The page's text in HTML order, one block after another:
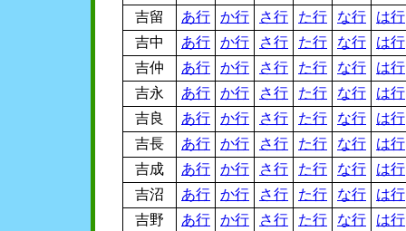
吉留
あ行 か行 さ行 た行 な行
は行
吉中
あ行 か行 さ行 た行 な行
は行
吉仲
あ行 か行 さ行 た行 な行
は行
吉永
あ行 か行 さ行 た行 な行
は行
吉良
あ行 か行 さ行 た行 な行
は行
吉長
あ行 か行 さ行 た行 な行
は行
吉成
あ行 か行 さ行 た行 な行
は行
吉沼
あ行 か行 さ行 た行 な行
は行
吉野
あ行 か行 さ行 た行 な行 は行